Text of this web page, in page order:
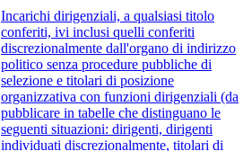
Incarichi dirigenziali, a qualsiasi titolo
conferiti, ivi inclusi quelli conferiti
discrezionalmente dall'organo di indirizzo
politico senza procedure pubbliche di
selezione e titolari di posizione
organizzativa con funzioni dirigenziali (da
pubblicare in tabelle che distinguano le
seguenti situazioni: dirigenti, dirigenti
individuati discrezionalmente, titolari di